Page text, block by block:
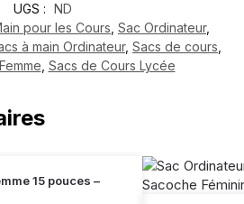
UGS : ND
pour les Cours Sac Ordinateur,
à main Ordinateur, Sacs de cours
Sacs de Cours Lycée
15 pouces –